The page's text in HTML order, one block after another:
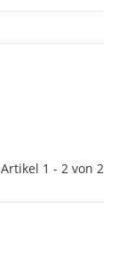
Artikel 1 - 2 von 2